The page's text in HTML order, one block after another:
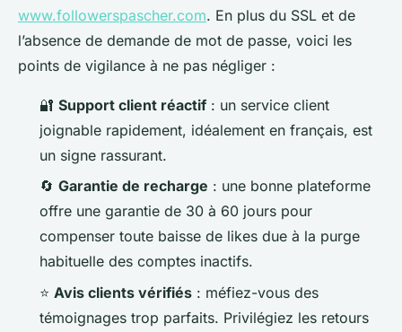
www.followerspascher.com. En plus du SSL et de
l’absence de demande de mot de passe, voici les
points de vigilance à ne pas négliger :
🔐 Support client réactif : un service client
joignable rapidement, idéalement en français, est
un signe rassurant.
🔄 Garantie de recharge : une bonne plateforme
offre une garantie de 30 à 60 jours pour
compenser toute baisse de likes due à la purge
habituelle des comptes inactifs.
⭐ Avis clients vérifiés : méfiez-vous des
témoignages trop parfaits. Privilégiez les retours